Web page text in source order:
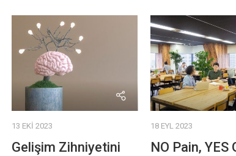
13 EKI 2023
Gelişim Zihniyetini
18 EYL 2023
NO Pain, YES